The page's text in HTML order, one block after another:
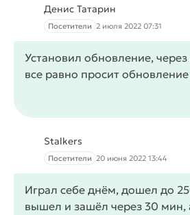
Денис Татарин
Посетители 2 июля 2022 07:31
Установил обновление,
все равно просит обновление
Stalkers
Посетители 20 июня 2022 13:44
Играл себе днём, дошел до
вышел и зашёл через 30 мин,